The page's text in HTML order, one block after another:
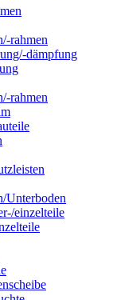
rahmen
dämpfung
rahmen
Unterboden
einzelteile